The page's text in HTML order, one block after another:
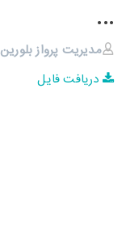
...
مدیریت پرواز بلورین
دریافت فایل